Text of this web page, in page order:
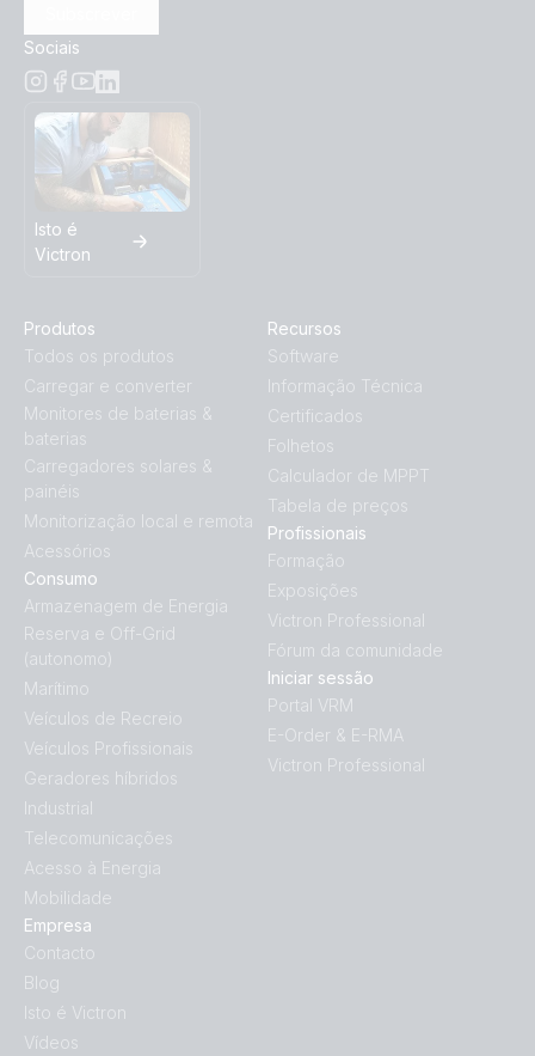
Sociais
Isto é
Victron
Produtos
Todos os produtos
Carregar e converter
Monitores de baterias &
baterias
Carregadores solares &
painéis
Monitorização local e remota
Acessórios
Consumo
Armazenagem de Energia
Reserva e Off-Grid
(autonomo)
Marítimo
Veículos de Recreio
Veículos Profissionais
Geradores híbridos
Industrial
Telecomunicações
Acesso à Energia
Mobilidade
Empresa
Contacto
Blog
Isto é Victron
Vídeos
Recursos
Software
Informação Técnica
Certificados
Folhetos
Calculador de MPPT
Tabela de preços
Profissionais
Formação
Exposições
Victron Professional
Fórum da comunidade
Iniciar sessão
Portal VRM
E-Order & E-RMA
Victron Professional